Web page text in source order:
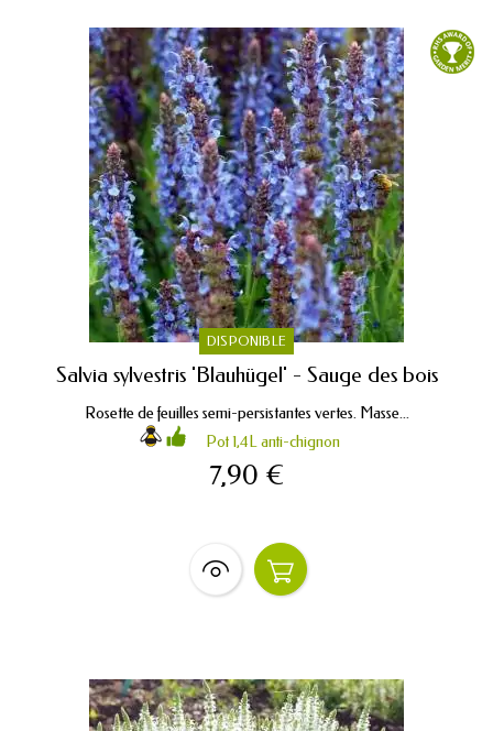
DISPONIBLE
Salvia sylvestris 'Blauhügel' - Sauge des bois
Rosette de feuilles semi-persistantes vertes. Masse...
Pot 1,4L anti-chignon
7,90 €